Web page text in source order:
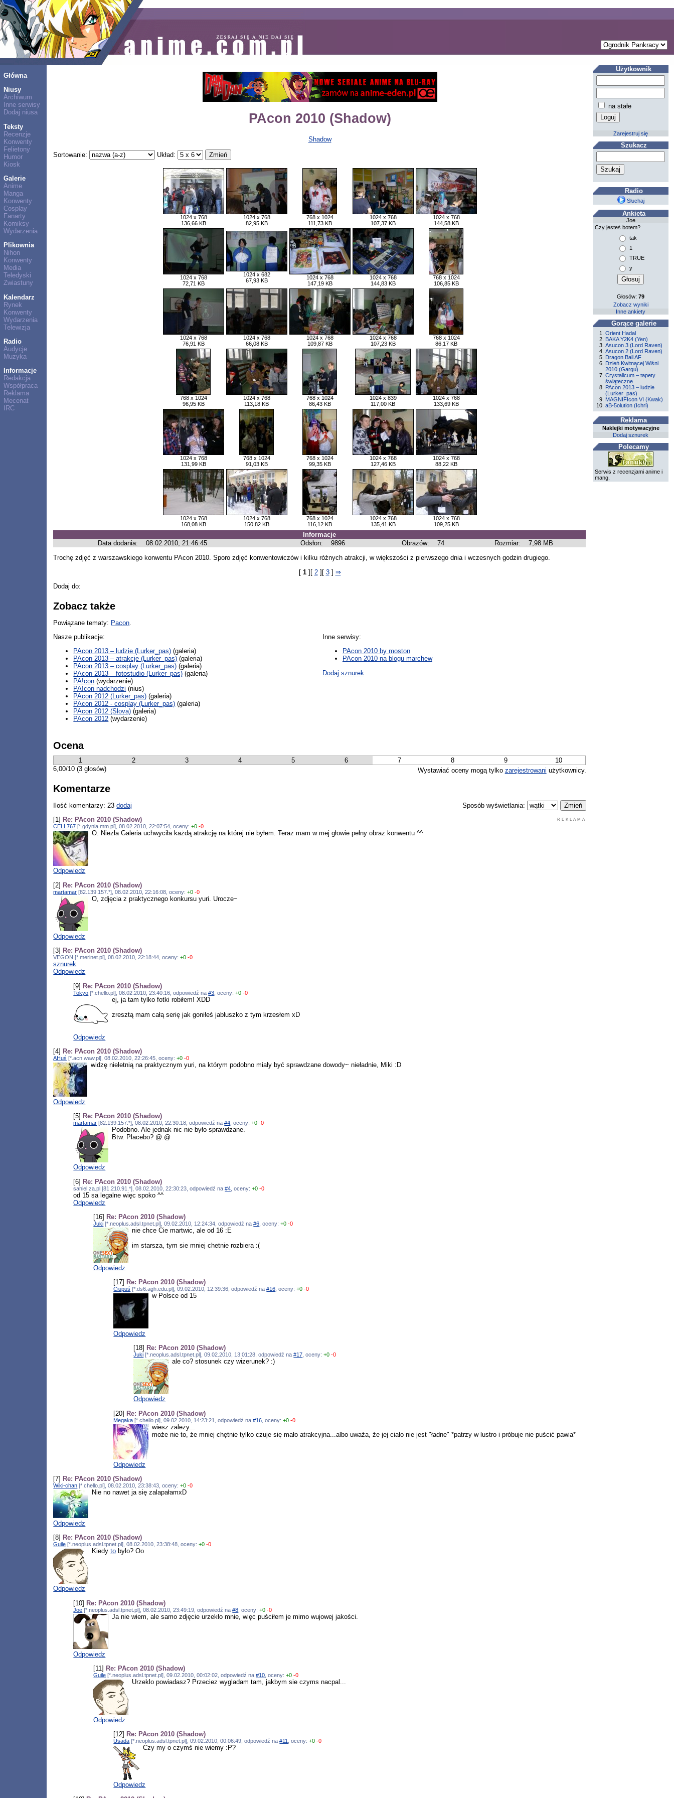
Główna
Niusy
Archiwum
Inne serwisy
Dodaj niusa
Teksty
Recenzje
Konwenty
Felietony
Humor
Kiosk
Galerie
Anime
Manga
Konwenty
Cosplay
Fanarty
Komiksy
Wydarzenia
Plikownia
Nihon
Konwenty
Media
Teledyski
Zwiastuny
Kalendarz
Rynek
Konwenty
Wydarzenia
Telewizja
Radio
Audycje
Muzyka
Informacje
Redakcja
Współpraca
Reklama
Mecenat
IRC
PAcon 2010 (Shadow)
Shadow
Sortowanie: Układ:
1024 x 768
136,66 KB
1024 x 768
82,95 KB
768 x 1024
111,73 KB
1024 x 768
107,37 KB
1024 x 768
144,58 KB
1024 x 768
72,71 KB
1024 x 682
67,93 KB
1024 x 768
147,19 KB
1024 x 768
144,83 KB
768 x 1024
106,85 KB
1024 x 768
76,91 KB
1024 x 768
66,08 KB
1024 x 768
109,87 KB
1024 x 768
107,23 KB
768 x 1024
86,17 KB
768 x 1024
96,95 KB
1024 x 768
113,18 KB
768 x 1024
86,43 KB
1024 x 839
117,00 KB
1024 x 768
133,69 KB
1024 x 768
131,99 KB
768 x 1024
91,03 KB
768 x 1024
99,35 KB
1024 x 768
127,46 KB
1024 x 768
88,22 KB
1024 x 768
168,08 KB
1024 x 768
150,82 KB
768 x 1024
116,12 KB
1024 x 768
135,41 KB
1024 x 768
109,25 KB
Informacje
Data dodania:
08.02.2010, 21:46:45 Odsłon: 9896 Obrazów: 74 Rozmiar:
7,98 MB
Trochę zdjęć z warszawskiego konwentu PAcon 2010. Sporo zdjęć konwentowiczów i kilku różnych atrakcji, w większości z pierwszego dnia i wczesnych godzin drugiego.
[ 1][ 2][ 3] ⇒
Dodaj do:
Zobacz także
Powiązane tematy: Pacon
Nasze publikacje:
PAcon 2013 – ludzie (Lurker_pas) (galeria)
PAcon 2013 – atrakcje (Lurker_pas) (galeria)
PAcon 2013 – cosplay (Lurker_pas) (galeria)
PAcon 2013 – fotostudio (Lurker_pas) (galeria)
PA!con (wydarzenie)
PA!con nadchodzi (nius)
PAcon 2012 (Lurker_pas) (galeria)
PAcon 2012 - cosplay (Lurker_pas) (galeria)
PAcon 2012 (Slova) (galeria)
PAcon 2012 (wydarzenie)
Inne serwisy:
PAcon 2010 by moston
PAcon 2010 na blogu marchew
Dodaj sznurek
Ocena
1 2 3 4 5 6 7 8 9
10
Wystawiać oceny mogą tylko zarejestrowani użytkownicy.
6,00/10 (3 głosów)
Komentarze
Sposób wyświetlania:
Ilość komentarzy: 23dodaj
REKLAMA
[1] Re: PAcon 2010 (Shadow)
CELL767 [*.gdynia.mm.pl], 08.02.2010, 22:07:54, oceny:+0 -0
O. Niezła Galeria uchwyciła każdą atrakcję na której nie byłem. Teraz mam w mej głowie pełny obraz konwentu ^^
Odpowiedz
[2] Re: PAcon 2010 (Shadow)
martamar [82.139.157.*], 08.02.2010, 22:16:08, oceny:+0 -0
O, zdjęcia z praktycznego konkursu yuri. Urocze~
Odpowiedz
[3] Re: PAcon 2010 (Shadow)
VEGON [*.merinet.pl], 08.02.2010, 22:18:44, oceny:+0 -0
sznurek
Odpowiedz
[9] Re: PAcon 2010 (Shadow)
Tokyo [*.chello.pl], 08.02.2010, 23:40:16, odpowiedź na#3 , oceny:+0 -0
ej, ja tam tylko fotki robiłem! XDD
zresztą mam całą serię jak goniłeś jabłuszko z tym krzesłem xD
Odpowiedz
[4] Re: PAcon 2010 (Shadow)
AHuś [*.acn.waw.pl], 08.02.2010, 22:26:45, oceny:+0 -0
widzę nieletnią na praktycznym yuri, na którym podobno miały być sprawdzane dowody~ nieładnie, Miki :D
Odpowiedz
[5] Re: PAcon 2010 (Shadow)
martamar [82.139.157.*], 08.02.2010, 22:30:18, odpowiedź na#4 , oceny:+0 -0
Podobno. Ale jednak nic nie było sprawdzane.
Btw. Placebo? @.@
Odpowiedz
[6] Re: PAcon 2010 (Shadow)
sahiel.za.pl [81.210.91.*], 08.02.2010, 22:30:23, odpowiedź na#4 , oceny:+0 -0
od 15 sa legalne więc spoko ^^
Odpowiedz
[16] Re: PAcon 2010 (Shadow)
Juki [*.neoplus.adsl.tpnet.pl], 09.02.2010, 12:24:34, odpowiedź na#6 , oceny:+0 -0
nie chce Cie martwic, ale od 16 :E
im starsza, tym sie mniej chetnie rozbiera :(
Odpowiedz
[17] Re: PAcon 2010 (Shadow)
Ciupuś [*.ds6.agh.edu.pl], 09.02.2010, 12:39:36, odpowiedź na#16, oceny:+0 -0
w Polsce od 15
Odpowiedz
[18] Re: PAcon 2010 (Shadow)
Juki [*.neoplus.adsl.tpnet.pl], 09.02.2010, 13:01:28, odpowiedź na#17 , oceny:+0 -0
ale co? stosunek czy wizerunek? :)
Odpowiedz
[20] Re: PAcon 2010 (Shadow)
Megaka [*.chello.pl], 09.02.2010, 14:23:21, odpowiedź na#16 , oceny:+0 -0
wiesz zależy...
może nie to, że mniej chętnie tylko czuje się mało atrakcyjna...albo uważa, że jej ciało nie jest "ładne" *patrzy w lustro i próbuje nie puścić pawia*
Odpowiedz
[7] Re: PAcon 2010 (Shadow)
Wiki-chan [*.chello.pl], 08.02.2010, 23:38:43, oceny:+0 -0
Nie no nawet ja się zalapałamxD
Odpowiedz
[8] Re: PAcon 2010 (Shadow)
Guile [*.neoplus.adsl.tpnet.pl], 08.02.2010, 23:38:48, oceny:+0 -0
Kiedy tobylo? Oo
Odpowiedz
[10] Re: PAcon 2010 (Shadow)
Joe [*.neoplus.adsl.tpnet.pl], 08.02.2010, 23:49:19, odpowiedź na#8 , oceny:+0 -0
Ja nie wiem, ale samo zdjęcie urzekło mnie, więc puściłem je mimo wujowej jakości.
Odpowiedz
[11] Re: PAcon 2010 (Shadow)
Guile [*.neoplus.adsl.tpnet.pl], 09.02.2010, 00:02:02, odpowiedź na#10 , oceny:+0 -0
Urzeklo powiadasz? Przeciez wygladam tam, jakbym sie czyms nacpal...
Odpowiedz
[12] Re: PAcon 2010 (Shadow)
Usada [*.neoplus.adsl.tpnet.pl], 09.02.2010, 00:06:49, odpowiedź na#11 , oceny:+0 -0
Czy my o czymś nie wiemy :P?
Odpowiedz
Użytkownik
na stałe
Zarejestruj się
Szukacz
Radio
Słuchaj
Ankieta
Joe
Czy jesteś botem?
tak
1
TRUE
y
Głosów:79
Zobacz wyniki
Inne ankiety
Gorące galerie
Orient Hadal
BAKA Y2K4 (Yen)
Asucon 3 (Lord Raven)
Asucon 2 (Lord Raven)
Dragon Ball AF
Dzień Kwitnącej Wiśni
2010 (Gargu)
Crystalicum – tapety
świąteczne
PAcon 2013 – ludzie
(Lurker_pas)
MAGNIFIcon VI (Kwak)
aB-5olution (Ichri)
Reklama
Naklejki motywacyjne
Dodaj sznurek
Polecamy
Serwis z recenzjami anime i
mang.